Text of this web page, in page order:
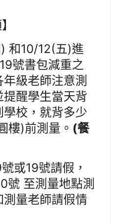
】
) 和10/12(五)進
19號書包減重之
級老師注意測
提醒學生當天背
學校，就背多少
樓)前測量。 (餐
號或19號請假，
號 至測量地點測
測量老師請假情